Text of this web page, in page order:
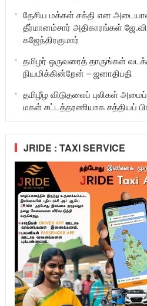
தேசிய மக்கள் சக்தி என
தீர்மானம்சார் அதிகாரங்கள்
கஜேந்திரகுமார்
தமிழர் ஒருவரைத் தாருங்கள்
நியமிக்கின்றேன் – ஜனாதிபதி
தமிழீழ விடுதலைப் புலிகள்
மகள் சட்டத்தரணியாக சத்தியப்
JRIDE : TAXI SERVICE